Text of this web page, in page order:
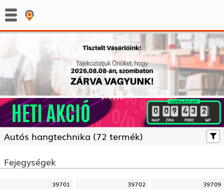
: :
Autós hangtechnika (72 termék)
Fejegységek
39701 39702 39709